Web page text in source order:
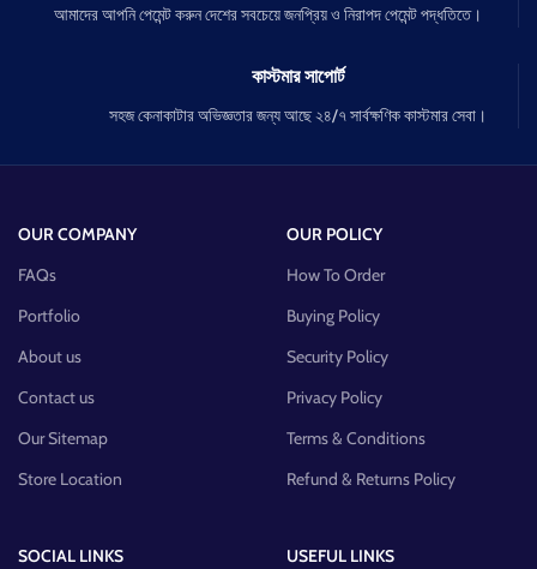
আমাদের আপনি পেমেন্ট করুন দেশের সবচেয়ে জনপ্রিয় ও নিরাপদ পেমেন্ট পদ্ধতিতে।
কাস্টমার সাপোর্ট
সহজ কেনাকাটার অভিজ্ঞতার জন্য আছে ২৪/৭ সার্বক্ষণিক কাস্টমার সেবা।
OUR COMPANY
FAQs
Portfolio
About us
Contact us
Our Sitemap
Store Location
OUR POLICY
How To Order
Buying Policy
Security Policy
Privacy Policy
Terms & Conditions
Refund & Returns Policy
SOCIAL LINKS
USEFUL LINKS